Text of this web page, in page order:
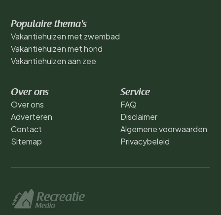
Populaire thema's
Vakantiehuizen met zwembad
Vakantiehuizen met hond
Vakantiehuizen aan zee
Over ons
Over ons
Adverteren
Contact
Sitemap
Service
FAQ
Disclaimer
Algemene voorwaarden
Privacybeleid